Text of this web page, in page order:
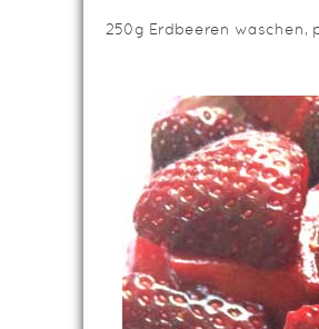
250g Erdbeeren waschen,